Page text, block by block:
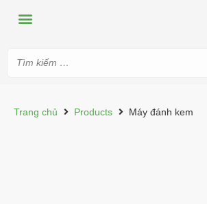
Trang chủ Products Máy đánh kem